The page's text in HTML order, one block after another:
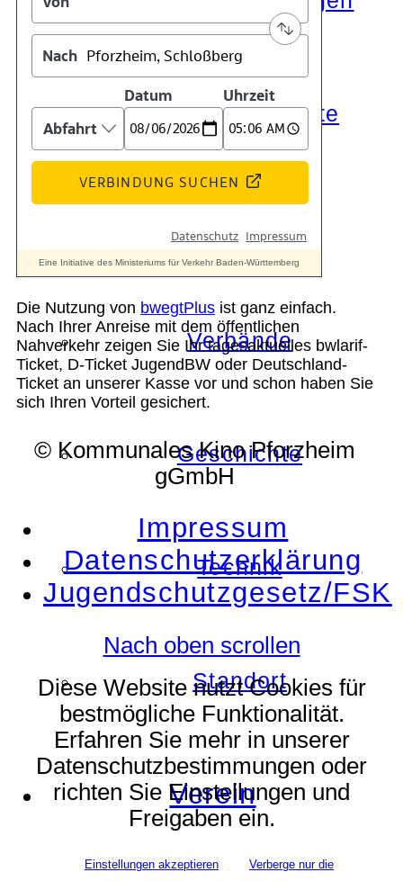
Tätigkeitsberichte
Kooperationen
Verbände
Geschichte
Technik
Standort
Verein
Die Nutzung von bwegtPlus ist ganz einfach.
Nach Ihrer Anreise mit dem öffentlichen
Nahverkehr zeigen Sie Ihr tagesaktuelles bwlarif-
Ticket, D-Ticket JugendBW oder Deutschland-
Ticket an unserer Kasse vor und schon haben Sie
sich Ihren Vorteil gesichert.
© Kommunales Kino Pforzheim
gGmbH
Impressum
Datenschutzerklärung
Jugendschutzgesetz/FSK
Nach oben scrollen
Diese Website nutzt Cookies für
bestmögliche Funktionalität.
Erfahren Sie mehr in unserer
Datenschutzbestimmungen oder
richten Sie Einstellungen und
Freigaben ein.
Einstellungen akzeptieren
Verberge nur die